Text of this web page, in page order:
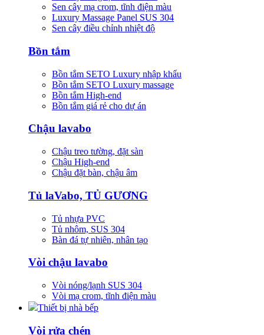
Sen cây mạ crom, tĩnh điện màu
Luxury Massage Panel SUS 304
Sen cây điều chỉnh nhiệt độ
Bồn tắm
Bồn tắm SETO Luxury nhập khẩu
Bồn tắm SETO Luxury massage
Bồn tắm High-end
Bồn tắm giá rẻ cho dự án
Chậu lavabo
Chậu treo tường, đặt sàn
Chậu High-end
Chậu đặt bàn, chậu âm
Tủ laVabo, TỦ GƯƠNG
Tủ nhựa PVC
Tủ nhôm, SUS 304
Bàn đá tự nhiên, nhân tạo
Vòi chậu lavabo
Vòi nóng/lạnh SUS 304
Vòi mạ crom, tĩnh điện màu
Thiết bị nhà bếp
Vòi rửa chén